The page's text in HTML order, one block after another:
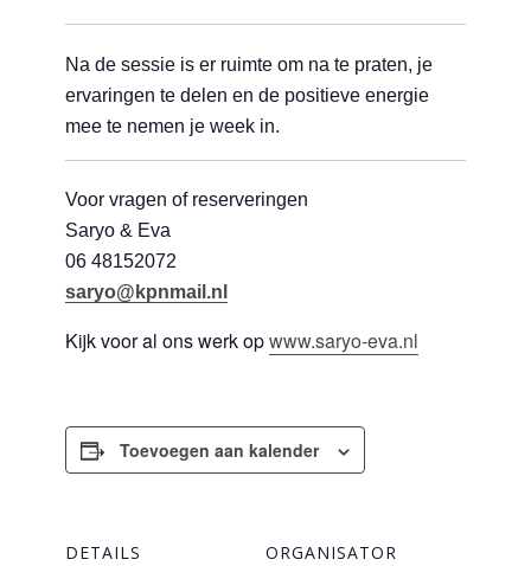
Na de sessie is er ruimte om na te praten, je
ervaringen te delen en de positieve energie
mee te nemen je week in.
Voor vragen of reserveringen
Saryo & Eva
06 48152072
saryo@kpnmail.nl
Kijk voor al ons werk opwww.saryo-eva.nl
Toevoegen aan kalender
DETAILS ORGANISATOR